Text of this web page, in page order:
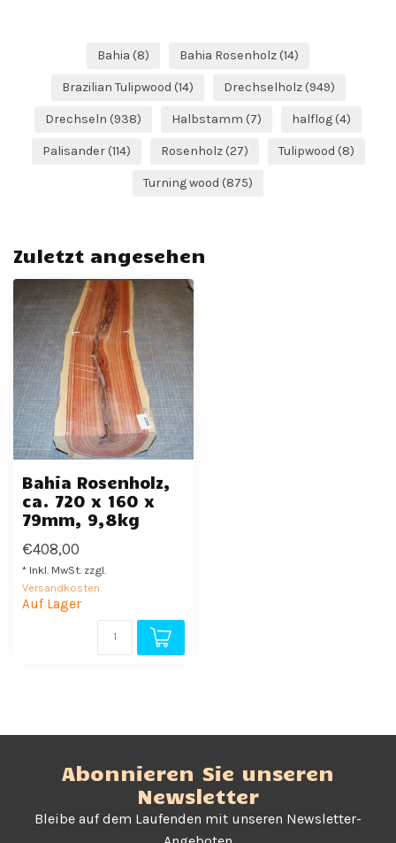
Bahia (8) Bahia Rosenholz (14)
Brazilian Tulipwood (14) Drechselholz (949)
Drechseln (938) Halbstamm (7) halflog (4)
Palisander (114) Rosenholz (27) Tulipwood (8)
Turning wood (875)
Zuletzt angesehen
Bahia Rosenholz,
ca. 720 x 160 x
79mm, 9,8kg
€408,00
* Inkl. MwSt. zzgl.
Versandkosten
Auf Lager
Abonnieren Sie unseren
Newsletter
Bleibe auf dem Laufenden mit unseren Newsletter-